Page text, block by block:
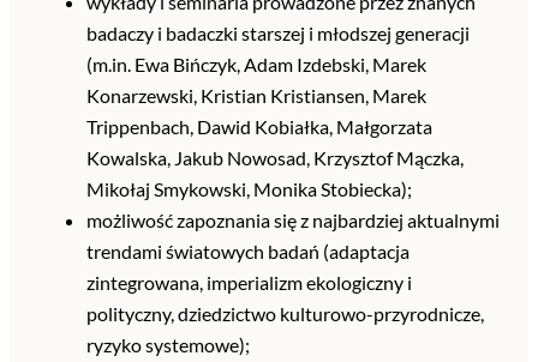
badaczy i badaczki starszej i młodszej generacji
(m.in. Ewa Bińczyk, Adam Izdebski, Marek
Konarzewski, Kristian Kristiansen, Marek
Trippenbach, Dawid Kobiałka, Małgorzata
Kowalska, Jakub Nowosad, Krzysztof Mączka,
Mikołaj Smykowski, Monika Stobiecka);
możliwość zapoznania się z najbardziej aktualnymi
trendami światowych badań (adaptacja
zintegrowana, imperializm ekologiczny i
polityczny, dziedzictwo kulturowo-przyrodnicze,
ryzyko systemowe);